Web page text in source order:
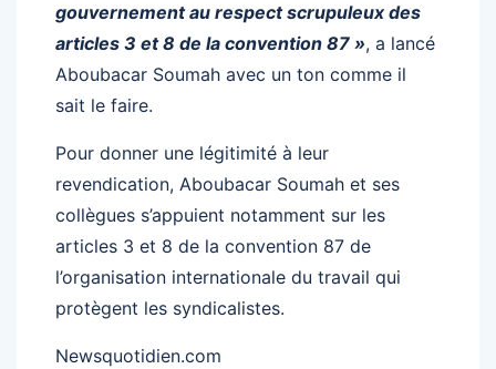
gouvernement au respect scrupuleux des
articles 3 et 8 de la convention 87 », a lancé
Aboubacar Soumah avec un ton comme il
sait le faire.
Pour donner une légitimité à leur
revendication, Aboubacar Soumah et ses
collègues s’appuient notamment sur les
articles 3 et 8 de la convention 87 de
l’organisation internationale du travail qui
protègent les syndicalistes.
Newsquotidien.com